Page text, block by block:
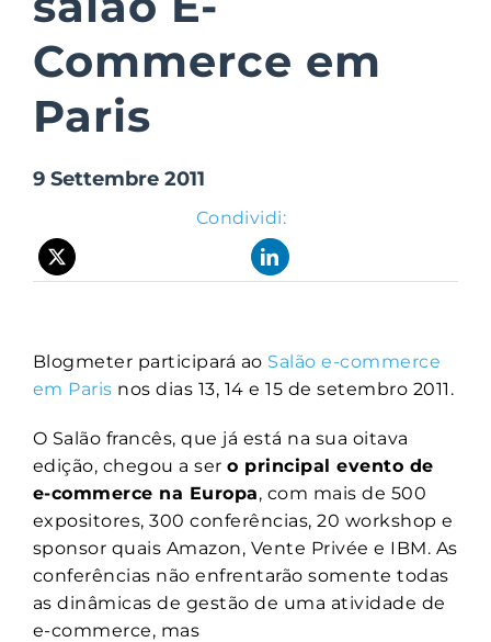
Suite Login
Commerce em
Paris
9 Settembre 2011
Condividi:
Blogmeter participará ao Salão e-commerce
em Paris nos dias 13, 14 e 15 de setembro 2011.
O Salão francês, que já está na sua oitava
edição, chegou a sero principal evento de
e-commerce na Europa, com mais de 500
expositores, 300 conferências, 20 workshop e
sponsor quais Amazon, Vente Privée e IBM. As
conferências não enfrentarão somente todas
as dinâmicas de gestão de uma atividade de
e-commerce, mas